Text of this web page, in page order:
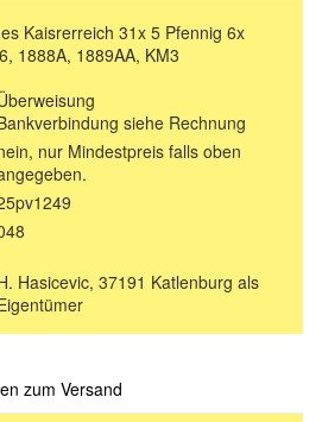
Kaisrerreich 31x 5 Pfennig 6x
1888A, 1889AA, KM3
siehe Rechnung
nur Mindestpreis falls oben
Hasicevic, 37191 Katlenburg als
zum Versand